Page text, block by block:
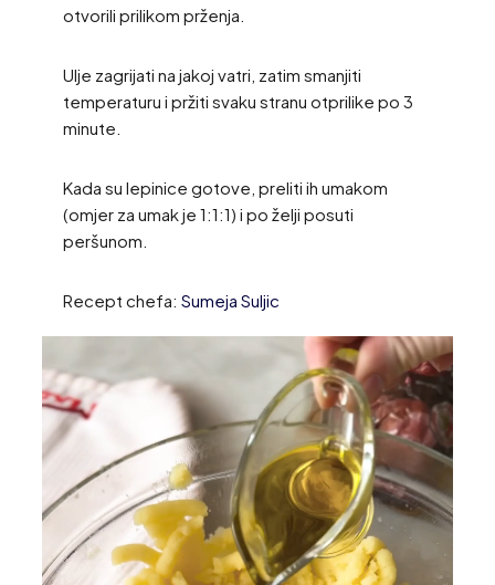
otvorili prilikom prženja.
Ulje zagrijati na jakoj vatri, zatim smanjiti
temperaturu i pržiti svaku stranu otprilike po 3
minute.
Kada su lepinice gotove, preliti ih umakom
(omjer za umak je 1:1:1) i po želji posuti
peršunom.
Recept chefa: Sumeja Suljic